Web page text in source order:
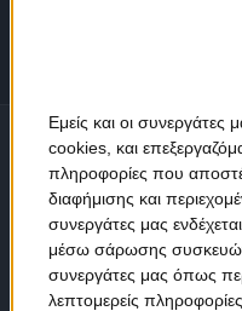
Εμείς και οι
cookies, και
πληροφορίες που
διαφήμισης και
συνεργάτες μας
μέσω σάρωσης συσκευών.
συνεργάτες μας όπως
λεπτομερείς